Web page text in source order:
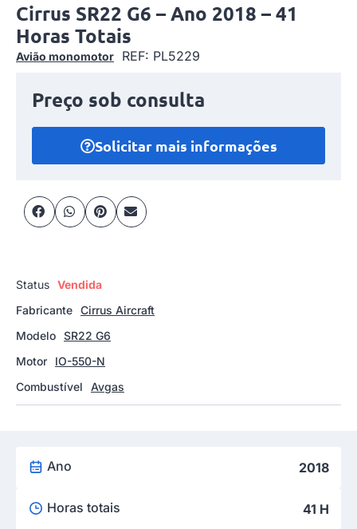
Cirrus SR22 G6 – Ano 2018 – 41
Horas Totais
Avião monomotor REF: PL5229
Preço sob consulta
Solicitar mais informações
Status Vendida
Fabricante Cirrus Aircraft
Modelo SR22 G6
Motor
IO-550-N
Combustível
Avgas
Ano 2018
Horas totais 41 H